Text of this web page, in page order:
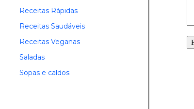
Receitas Rápidas
Receitas Saudáveis
Receitas Veganas
Saladas
Sopas e caldos